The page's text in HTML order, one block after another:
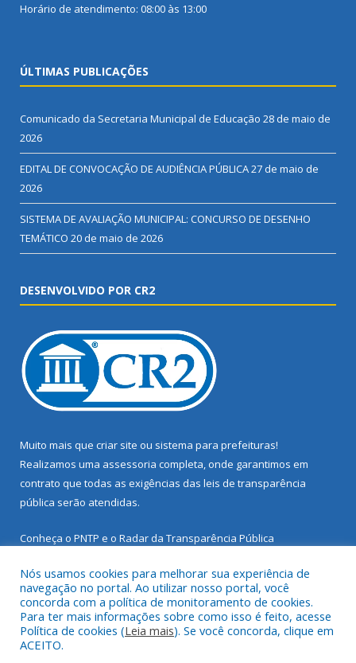
Horário de atendimento: 08:00 às 13:00
ÚLTIMAS PUBLICAÇÕES
Comunicado da Secretaria Municipal de Educação 28 de maio de
2026
EDITAL DE CONVOCAÇÃO DE AUDIÊNCIA PÚBLICA27 de maio de
2026
SISTEMA DE AVALIAÇÃO MUNICIPAL: CONCURSO DE DESENHO
TEMÁTICO 20 de maio de 2026
DESENVOLVIDO POR CR2
Muito mais que criar site ou sistema para prefeituras!
Realizamos uma assessoria completa, onde garantimos em
contrato que todas as exigências das leis de transparência
pública serão atendidas.
Conheça o PNTP e o Radar da Transparência Pública
Todos os direitos reservados a Prefeitura Municipal de Santarém
Novo.
Nós usamos cookies para melhorar sua experiência de
navegação no portal. Ao utilizar nosso portal, você
concorda com a política de monitoramento de cookies.
Para ter mais informações sobre como isso é feito, acesse
Política de cookies (Leia mais). Se você concorda, clique em
ACEITO.